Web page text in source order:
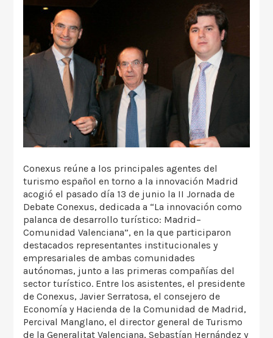
Conexus reúne a los principales agentes del
turismo español en torno a la innovación Madrid
acogió el pasado día 13 de junio la II Jornada de
Debate Conexus, dedicada a “La innovación como
palanca de desarrollo turístico: Madrid–
Comunidad Valenciana”, en la que participaron
destacados representantes institucionales y
empresariales de ambas comunidades
autónomas, junto a las primeras compañías del
sector turístico. Entre los asistentes, el presidente
de Conexus, Javier Serratosa, el consejero de
Economía y Hacienda de la Comunidad de Madrid,
Percival Manglano, el director general de Turismo
de la Generalitat Valenciana, Sebastían Hernández y